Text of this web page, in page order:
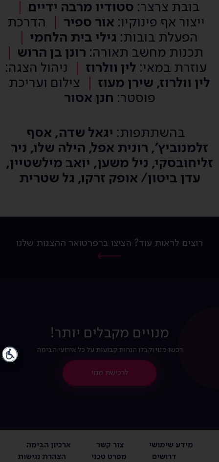
בובת צרצר: סטודיו מרבה ידיים
ייצור אף פינוקיו: אור ספיר
הדרכת
הפעלת בובות: גילי בית הלחמי
תכנות מחשב תאורה: רונן בן הרוש
עוזרת במאי: לין וולרוז
ניהול הצגה:
לין וולרוז, שירן מעוז
צילום ועריכת
פוסטר: חנן אסור
בהשתתפות: יגאל שדה, אסף
זלמנוביץ׳, רונית אפל, הילה שלו, ניר
זליחובסקי, ניל משען, יואב מילשטיין,
עדן ביטון/ אופק זרקו, גל שטרית
רוצים לראות עוד? הציצו ברפרטואר ההצגות שלנו
מנויים מקבלים יותר!
רכשו מנוי וקבלו הנחות קבועות על כל אירועי הבימה
לרכישת מנוי
מידע שימושי צור קשר
ארכיון הבימה
דרושים
מפרט טכני הצהרת נגישות